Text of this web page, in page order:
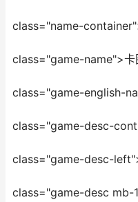
class="name-
class="game-name">卡
class="game-english-
class="game-desc-
class="game-desc-
class="game-desc mb-